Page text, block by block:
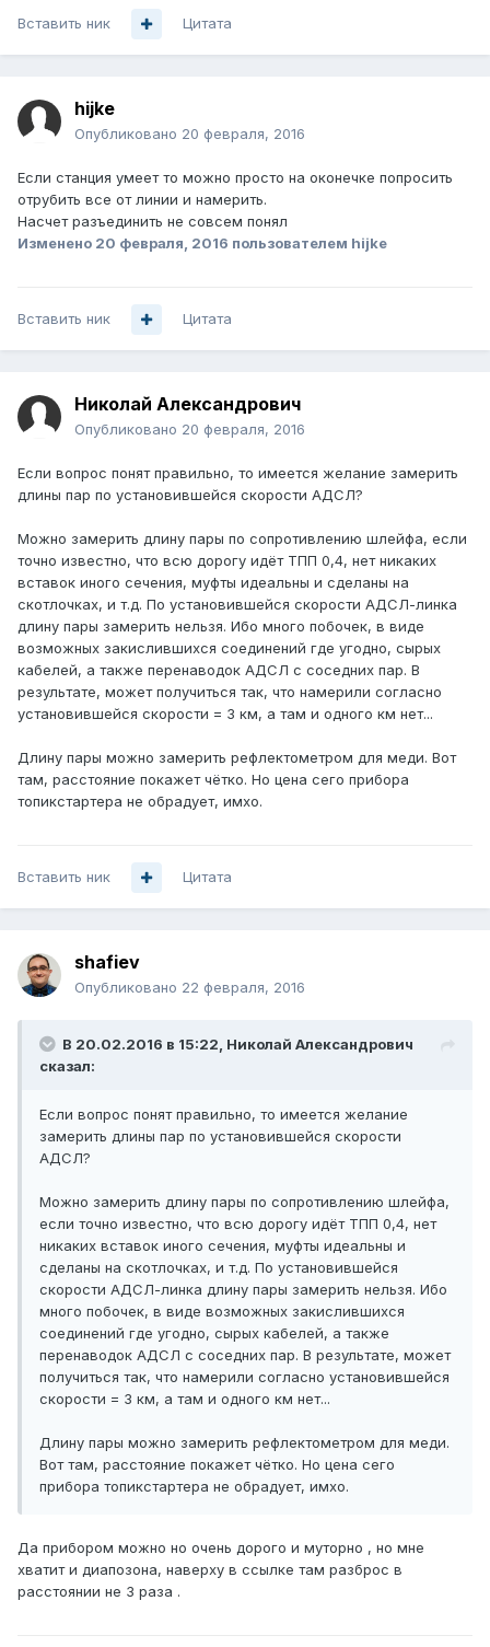
Вставить ник Цитата
hijke
Опубликовано 20 февраля, 2016
Если станция умеет то можно просто на оконечке попросить
отрубить все от линии и намерить.
Насчет разъединить не совсем понял
Изменено 20 февраля, 2016 пользователем hijke
Вставить ник Цитата
Николай Александрович
Опубликовано 20 февраля, 2016
Если вопрос понят правильно, то имеется желание замерить
длины пар по установившейся скорости АДСЛ?
Можно замерить длину пары по сопротивлению шлейфа, если
точно известно, что всю дорогу идёт ТПП 0,4, нет никаких
вставок иного сечения, муфты идеальны и сделаны на
скотлочках, и т.д. По установившейся скорости АДСЛ-линка
длину пары замерить нельзя. Ибо много побочек, в виде
возможных закислившихся соединений где угодно, сырых
кабелей, а также перенаводок АДСЛ с соседних пар. В
результате, может получиться так, что намерили согласно
установившейся скорости = 3 км, а там и одного км нет...
Длину пары можно замерить рефлектометром для меди. Вот
там, расстояние покажет чётко. Но цена сего прибора
топикстартера не обрадует, имхо.
Вставить ник Цитата
shafiev
Опубликовано 22 февраля, 2016
В 20.02.2016 в 15:22, Николай Александрович
сказал:
Если вопрос понят правильно, то имеется желание
замерить длины пар по установившейся скорости
АДСЛ?
Можно замерить длину пары по сопротивлению шлейфа,
если точно известно, что всю дорогу идёт ТПП 0,4, нет
никаких вставок иного сечения, муфты идеальны и
сделаны на скотлочках, и т.д. По установившейся
скорости АДСЛ-линка длину пары замерить нельзя. Ибо
много побочек, в виде возможных закислившихся
соединений где угодно, сырых кабелей, а также
перенаводок АДСЛ с соседних пар. В результате, может
получиться так, что намерили согласно установившейся
скорости = 3 км, а там и одного км нет...
Длину пары можно замерить рефлектометром для меди.
Вот там, расстояние покажет чётко. Но цена сего
прибора топикстартера не обрадует, имхо.
Да прибором можно но очень дорого и муторно , но мне
хватит и диапозона, наверху в ссылке там разброс в
расстоянии не 3 раза .